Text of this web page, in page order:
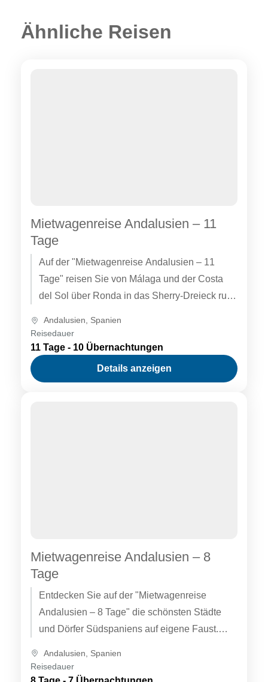
Ähnliche Reisen
Mietwagenreise Andalusien – 11
Tage
Auf der "Mietwagenreise Andalusien – 11
Tage" reisen Sie von Málaga und der Costa
del Sol über Ronda in das Sherry-Dreieck rund
Andalusien, Spanien
Reisedauer
11 Tage - 10 Übernachtungen
Details anzeigen
Mietwagenreise Andalusien – 8
Tage
Entdecken Sie auf der "Mietwagenreise
Andalusien – 8 Tage" die schönsten Städte
und Dörfer Südspaniens auf eigene Faust.
Andalusien
Spanien
Reisedauer